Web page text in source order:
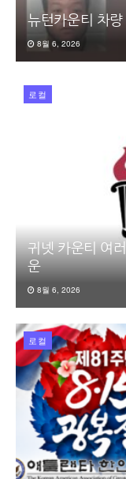
뉴턴카운티 차
8월 6, 2026
로컬
귀넷 카운티 여
운
8월 6, 2026
로컬